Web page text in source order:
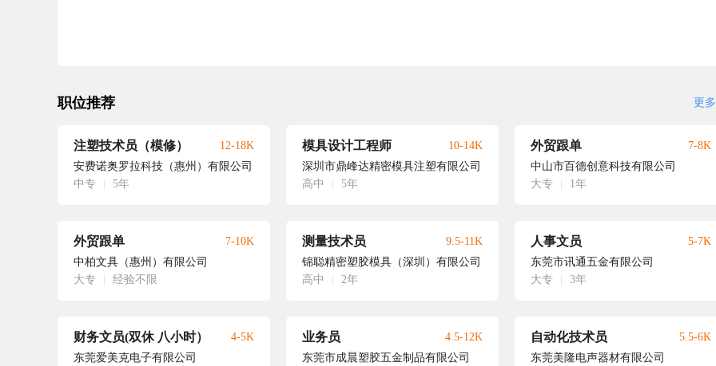
职位推荐 更
注塑技术员（模修）
安费诺奥罗拉科技（惠州）有限公司
中专
5年
12-18K 模具设计工程师
深圳市鼎峰达精密模具注塑有限公司
高中
5年
10-14K 外贸跟单
中山市百德创意科技有限公司
大专
1年
7-8K
外贸跟单
中柏文具（惠州）有限公司
大专
经验不限
7-10K 测量技术员
锦聪精密塑胶模具（深圳）有限公司
高中
2年
9.5-11K 人事文员
东莞市讯通五金有限公司
大专
3年
5-7K
财务文员(双休 八小时）
东莞爱美克电子有限公司
4-5K 业务员
东莞市成晨塑胶五金制品有限公司
4.5-12K 自动化技术员
东莞美隆电声器材有限公司
5.5-6K